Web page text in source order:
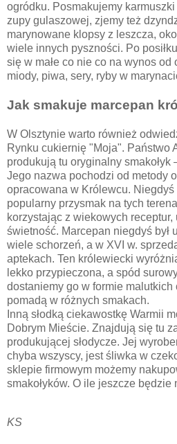
ogródku. Posmakujemy
zupy gulaszowej, zjemy też
marynowane klopsy z leszcza,
wiele innych pyszności. Po
się w małe co nie co na wynos
miody, piwa, sery, ryby w
Jak smakuje marcepan
W Olsztynie warto również
Rynku cukiernię "Moja". Państwo
produkują tu oryginalny smakołyk
Jego nazwa pochodzi od metody
opracowana w Królewcu. Niegdyś
popularny przysmak na tych
korzystając z wiekowych receptur,
świetność. Marcepan niegdyś był
wiele schorzeń, a w XVI w.
aptekach. Ten królewiecki
lekko przypieczona, a spód
dostaniemy go w formie malutkich
pomadą w różnych smakach.
Inną słodką ciekawostkę Warmii
Dobrym Mieście. Znajdują się tu
produkującej słodycze. Jej
chyba wszyscy, jest śliwka w
sklepie firmowym możemy
smakołyków. O ile jeszcze
KS